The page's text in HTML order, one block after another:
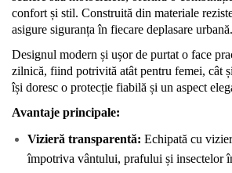
confort și stil. Construită din materiale
asigure siguranța în fiecare deplasare urbană.
Designul modern și ușor de purtat o face
zilnică, fiind potrivită atât pentru femei, cât
își doresc o protecție fiabilă și un aspect
Avantaje principale:
Vizieră transparentă: Echipată cu
împotriva vântului, prafului și insectelor